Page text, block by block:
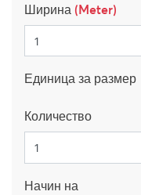
Ширина (Meter)
Единица за размер
Количество
Начин на